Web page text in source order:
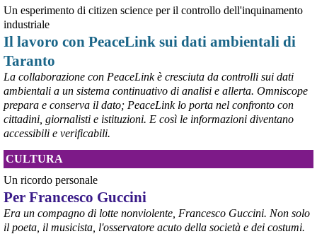
Pace: Il Manuale per l'Azione Diretta Nonviolenta
peacelink.it/pace/a/51484.html
@peacelink
26/7/2026 20:15
peacelink.it/latina/a/51485.ht #Latina
Un esperimento di citizen science per il controllo dell'inquinamento
industriale
Il lavoro con PeaceLink sui dati ambientali di
Taranto
La collaborazione con PeaceLink è cresciuta da controlli sui dati
ambientali a un sistema continuativo di analisi e allerta. Omniscope
prepara e conserva il dato; PeaceLink lo porta nel confronto con
cittadini, giornalisti e istituzioni. E così le informazioni diventano
accessibili e verificabili.
CULTURA
Un ricordo personale
Per Francesco Guccini
Era un compagno di lotte nonviolente, Francesco Guccini. Non solo
il poeta, il musicista, l'osservatore acuto della società e dei costumi.